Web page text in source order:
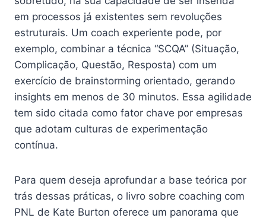
em processos já existentes sem revoluções
estruturais. Um coach experiente pode, por
exemplo, combinar a técnica “SCQA” (Situação,
Complicação, Questão, Resposta) com um
exercício de brainstorming orientado, gerando
insights em menos de 30 minutos. Essa agilidade
tem sido citada como fator chave por empresas
que adotam culturas de experimentação
contínua.
Para quem deseja aprofundar a base teórica por
trás dessas práticas, o livro sobre coaching com
PNL de Kate Burton oferece um panorama que